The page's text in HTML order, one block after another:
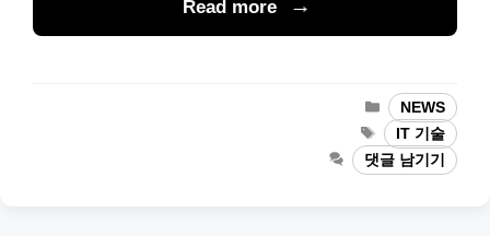
Read more
카
테
고
리
NEWS
태
그
IT 기술
댓글 남기기